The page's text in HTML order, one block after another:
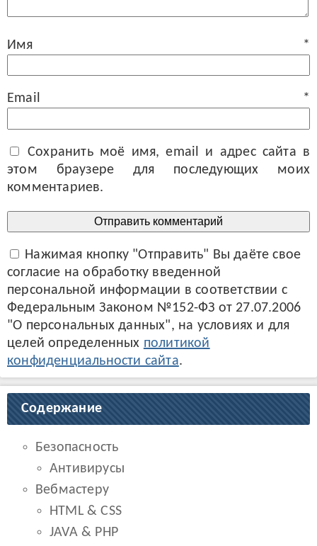
Имя *
Email *
Сохранить моё имя, email и адрес сайта в
этом браузере для последующих моих
комментариев.
Нажимая кнопку "Отправить" Вы даёте свое
согласие на обработку введенной
персональной информации в соответствии с
Федеральным Законом №152-ФЗ от 27.07.2006
"О персональных данных", на условиях и для
целей определенных политикой
конфиденциальности сайта.
Содержание
Безопасность
Антивирусы
Вебмастеру
HTML & CSS
JAVA & PHP